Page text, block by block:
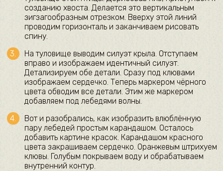
созданию хвоста. Делается это вертикальным
зигзагообразным отрезком. Вверху этой линий
проводим горизонталь и заканчиваем рисовать
спину.
На туловище выводим силуэт крыла. Отступаем
вправо и изображаем идентичный силуэт.
Детализируем обе детали. Сразу под клювами
изображаем сердечко. Теперь маркером чёрного
цвета обводим все детали. Этим же маркером
добавляем под лебедями волны.
Вот и разобрались, как изобразить влюблённую
пару лебедей простым карандашом. Осталось
добавить картине красок. Карандашом красного
цвета закрашиваем сердечко. Оранжевым штрихуем
клювы. Голубым покрываем воду и обрабатываем
внутренний контур.